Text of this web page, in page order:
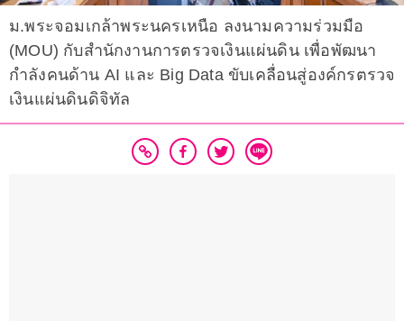
ม.พระจอมเกล้าพระนครเหนือ ลงนามความร่วมมือ
(MOU) กับสำนักงานการตรวจเงินแผ่นดิน เพื่อพัฒนา
กำลังคนด้าน AI และ Big Data ขับเคลื่อนสู่องค์กรตรวจ
เงินแผ่นดินดิจิทัล